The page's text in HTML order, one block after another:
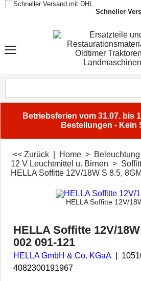
Schneller
Betriebsferien vom 31.07. bis
Bestellungen - Kein
<< Zurück Home > Beleuchtung
12 V Leuchtmittel u. Birnen >
HELLA Soffitte 12V/18W S 8.5,
HELLA Soffitte 12V/
HELLA Soffitte 12V/
002 091-121
HELLA GmbH & Co. KGaA
4082300191967